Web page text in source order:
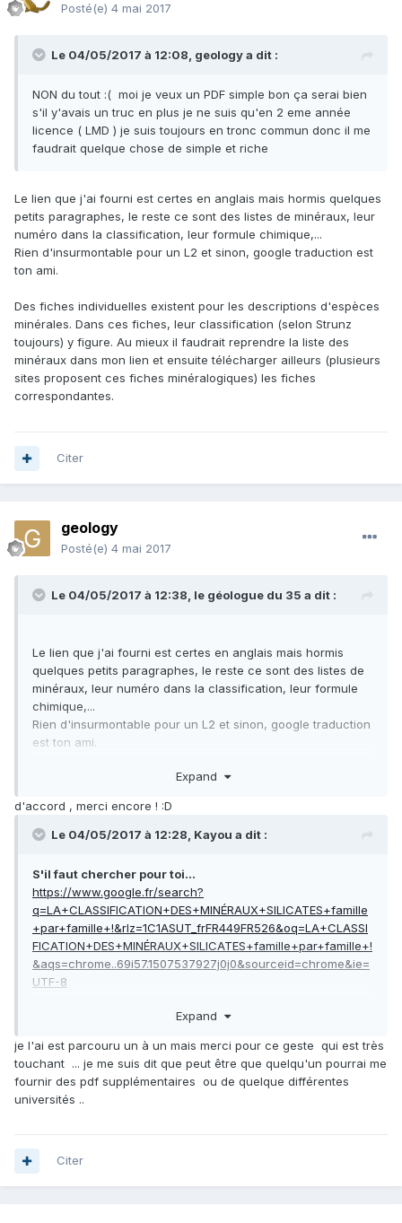
Posté(e) 4 mai 2017
Le 04/05/2017 à 12:08, geologya dit :
NON du tout :( moi je veux un PDF simple bon ça serai bien
s'il y'avais un truc en plus je ne suis qu'en 2 eme année
licence ( LMD ) je suis toujours en tronc commun donc il me
faudrait quelque chose de simple et riche
Le lien que j'ai fourni est certes en anglais mais hormis quelques
petits paragraphes, le reste ce sont des listes de minéraux, leur
numéro dans la classification, leur formule chimique,...
Rien d'insurmontable pour un L2 et sinon, google traduction est
ton ami.
Des fiches individuelles existent pour les descriptions d'espèces
minérales. Dans ces fiches, leur classification (selon Strunz
toujours) y figure. Au mieux il faudrait reprendre la liste des
minéraux dans mon lien et ensuite télécharger ailleurs (plusieurs
sites proposent ces fiches minéralogiques) les fiches
correspondantes.
Citer
geology
Posté(e) 4 mai 2017
Le 04/05/2017 à 12:38, le géologue du 35 a dit :
Le lien que j'ai fourni est certes en anglais mais hormis
quelques petits paragraphes, le reste ce sont des listes de
minéraux, leur numéro dans la classification, leur formule
chimique,...
Rien d'insurmontable pour un L2 et sinon, google traduction
est ton ami.
Des fiches individuelles existent pour les descriptions
(selon Strunz toujours) y figure. Au mieux il faudrait
reprendre la liste des minéraux dans mon lien et ensuite
minéralogiques) les fiches correspondantes.
Expand
d'accord , merci encore ! :D
Le 04/05/2017 à 12:28, Kayou a dit :
S'il faut chercher pour toi...
https://www.google.fr/search?
q=LA+CLASSIFICATION+DES+MINÉRAUX+SILICATES+famille
+par+famille+!&rlz=1C1ASUT_frFR449FR526&oq=LA+CLASSI
FICATION+DES+MINÉRAUX+SILICATES+famille+par+famille+!
&aqs=chrome..69i57.1507537927j0j0&sourceid=chrome&ie=
UTF-8
https://www.google.fr/search?
e+mineralogie&aqs=chrome..69i57j0.4858j0j4&sourceid=chr
ome&ie=UTF-8
Expand
je l'ai est parcouru un à un mais merci pour ce geste qui est très
touchant ... je me suis dit que peut être que quelqu'un pourrai me
fournir des pdf supplémentaires ou de quelque différentes
universités ..
Citer